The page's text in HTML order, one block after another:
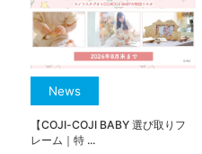
News
【COJI-COJI BABY 選び取りフ
レーム｜特 ...